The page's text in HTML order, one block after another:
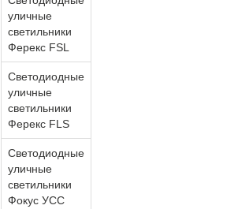
уличные
светильники
Ферекс FSL
Светодиодные
уличные
светильники
Ферекс FLS
Светодиодные
уличные
светильники
Фокус УСС